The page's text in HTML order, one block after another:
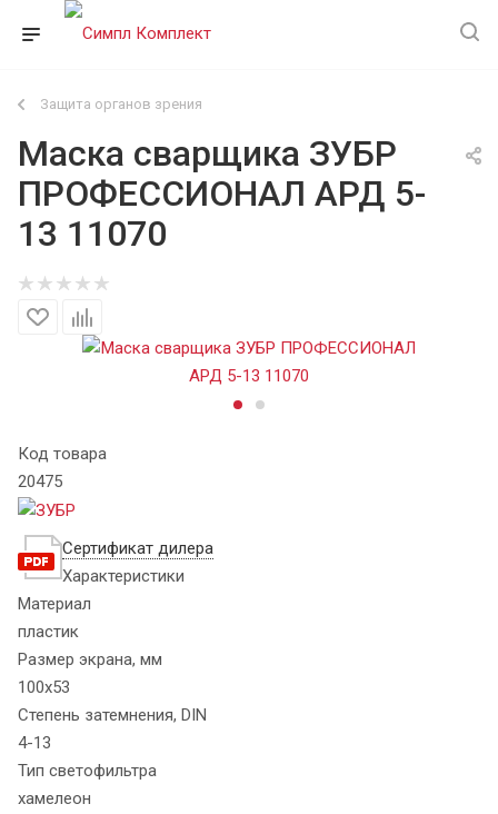
Защита органов зрения
Маска сварщика ЗУБР
ПРОФЕССИОНАЛ АРД 5-
13 11070
Код товара
20475
Сертификат дилера
Характеристики
Материал
пластик
Размер экрана, мм
100х53
Степень затемнения, DIN
4-13
Тип светофильтра
хамелеон